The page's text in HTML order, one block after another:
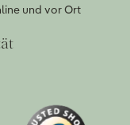
und vor Ort